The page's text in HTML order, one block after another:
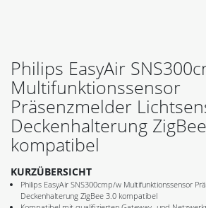
Philips EasyAir
Multifunktionssensor
Präsenzmelder
Deckenhalterung
kompatibel
KURZÜBERSICHT
Philips EasyAir SNS300cmp/w Multifunktionssensor
Deckenhalterung ZigBee 3.0 kompatibel